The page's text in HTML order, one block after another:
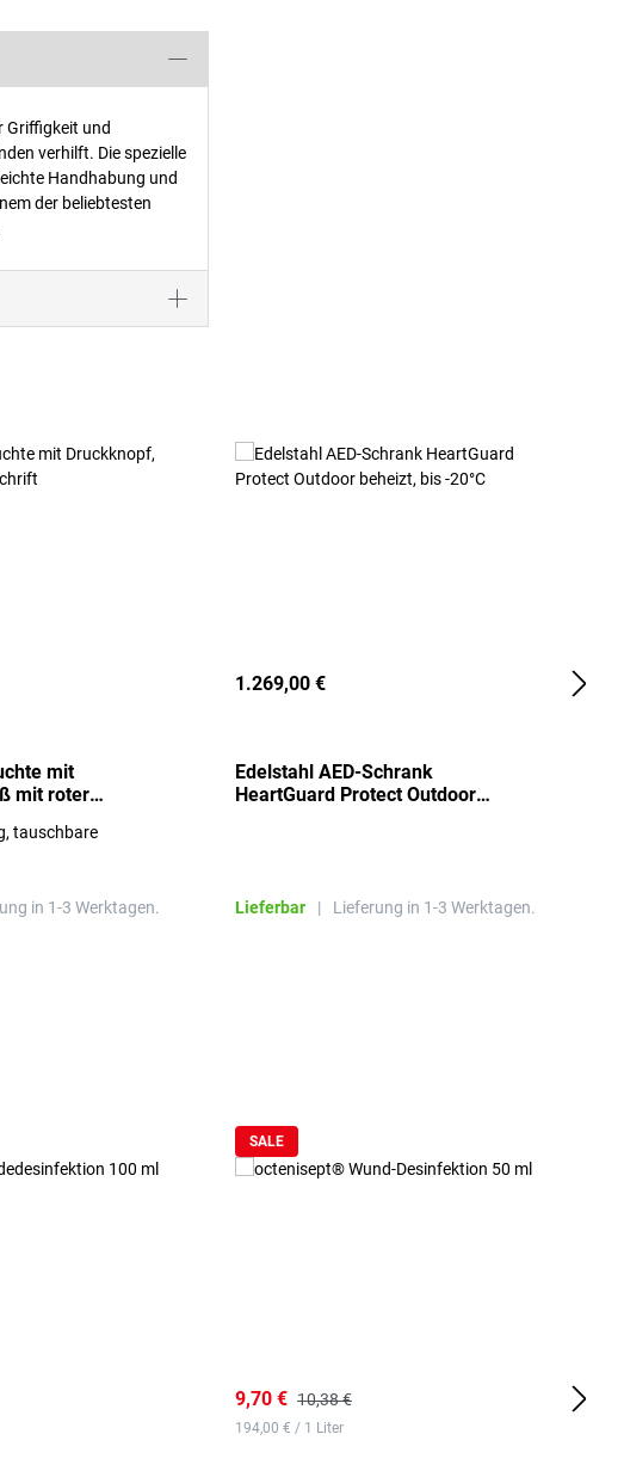
Griffigkeit und
verhilft. Die spezielle
Handhabung und
der beliebtesten
mit
mit roter
tauschbare
in 1-3 Werktagen.
1.269,00 €
Edelstahl AED-Schrank
HeartGuard Protect Outdoor
Lieferbar | Lieferung in 1-3 Werktagen.
SALE
9,70 € 10,38 €
194,00 € / 1 Liter